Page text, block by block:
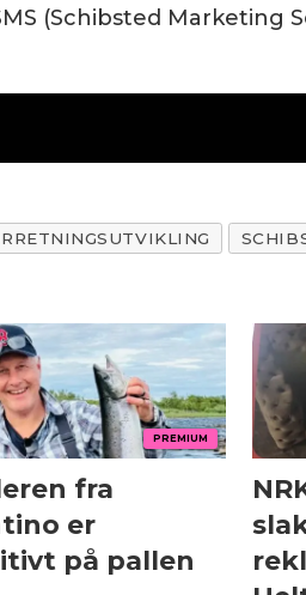
(Schibsted Marketing
PREMIUM
fra
er
på pallen